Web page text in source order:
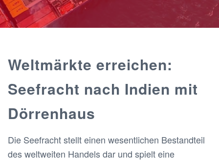
Weltmärkte erreichen:
Seefracht nach Indien mit
Dörrenhaus
Die Seefracht stellt einen wesentlichen Bestandteil
des weltweiten Handels dar und spielt eine